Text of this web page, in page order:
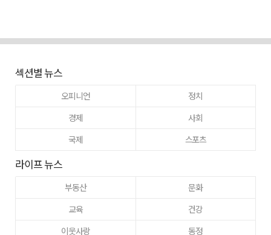
섹션별 뉴스
오피니언
정치
경제
사회
국제
스포츠
라이프 뉴스
부동산
문화
교육
건강
이웃사랑
동정